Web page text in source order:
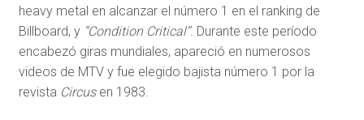
heavy metal en alcanzar el número 1 en el ranking de
Billboard, y “Condition Critical”. Durante este período
encabezó giras mundiales, apareció en numerosos
videos de MTV y fue elegido bajista número 1 por la
revista Circusen 1983.